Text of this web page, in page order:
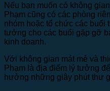
Nếu bạn muốn có không
Phạm cũng có các phòng
nhóm hoặc tổ chức các
tưởng cho các buổi gặp gỡ
kinh doanh.
Với không gian mát mẻ và
Phạm là địa điểm lý tưởng
hưởng những giây phút thư